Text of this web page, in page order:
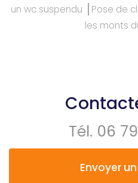
un wc suspendu
Pose de
les monts
Tél. 06
Envoyer